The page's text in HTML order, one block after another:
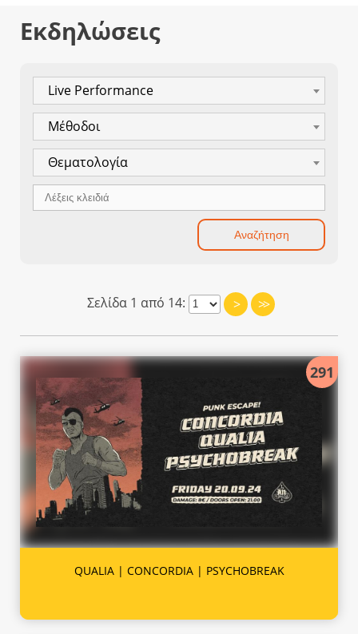
Εκδηλώσεις
Live Performance
Μέθοδοι
Θεματολογία
Σελίδα 1 από 14: > >>
291
QUALIA | CONCORDIA | PSYCHOBREAK